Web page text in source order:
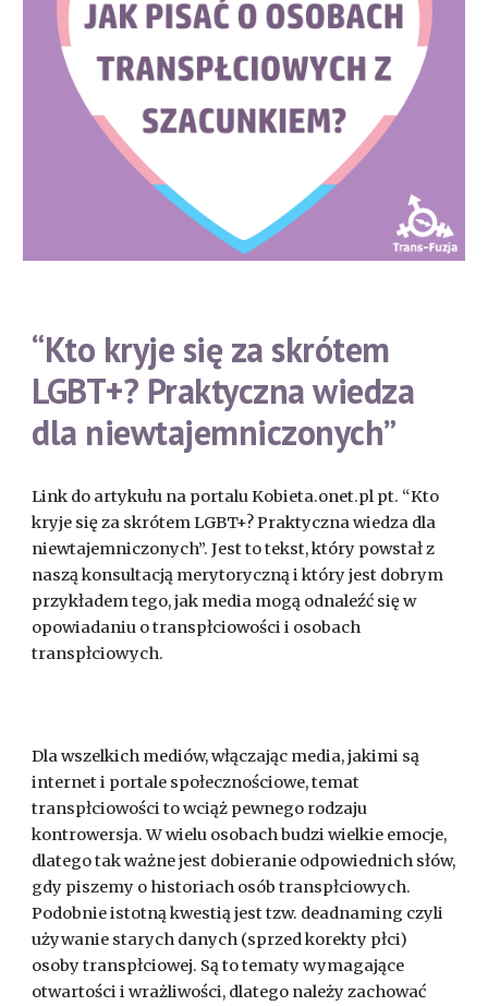
“Kto kryje się za skrótem
LGBT+? Praktyczna wiedza
dla niewtajemniczonych”
Link do artykułu na portalu Kobieta.onet.pl pt. “Kto
kryje się za skrótem LGBT+? Praktyczna wiedza dla
niewtajemniczonych”. Jest to tekst, który powstał z
naszą konsultacją merytoryczną i który jest dobrym
przykładem tego, jak media mogą odnaleźć się w
opowiadaniu o transpłciowości i osobach
transpłciowych.
Dla wszelkich mediów, włączając media, jakimi są
internet i portale społecznościowe, temat
transpłciowości to wciąż pewnego rodzaju
kontrowersja. W wielu osobach budzi wielkie emocje,
dlatego tak ważne jest dobieranie odpowiednich słów,
gdy piszemy o historiach osób transpłciowych.
Podobnie istotną kwestią jest tzw. deadnaming czyli
używanie starych danych (sprzed korekty płci)
osoby transpłciowej. Są to tematy wymagające
otwartości i wrażliwości, dlatego należy zachować